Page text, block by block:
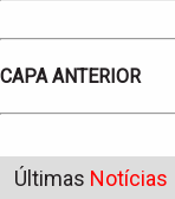
CAPA ANTERIOR
Últimas Notícias